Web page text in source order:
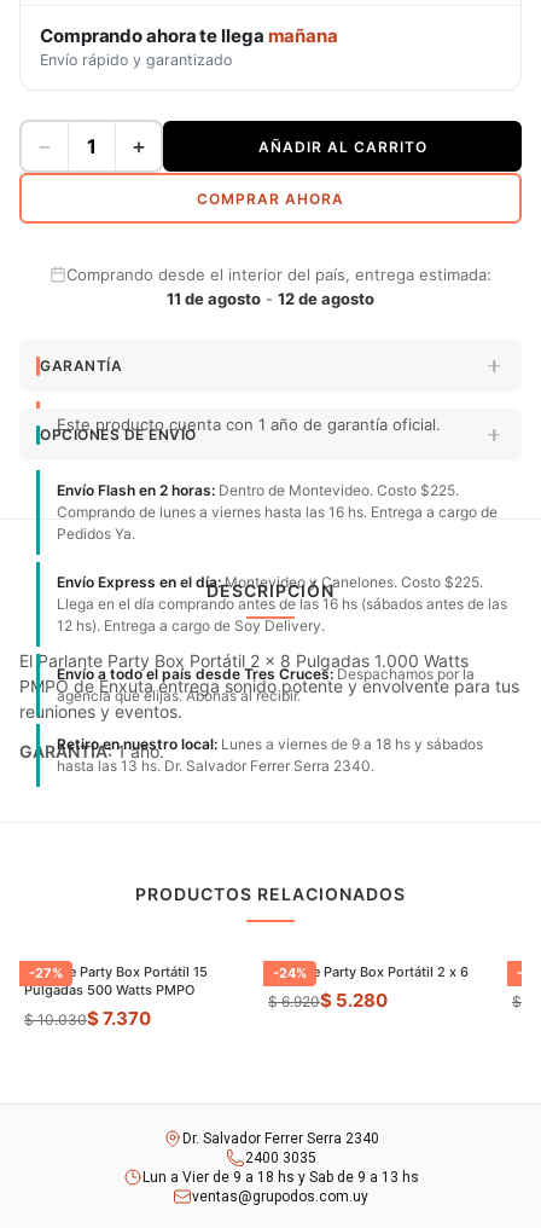
Comprando ahora te llega mañana
Envío rápido y garantizado
− + AÑADIR AL CARRITO
COMPRAR AHORA
Comprando desde el interior del país, entrega estimada:
11 de agosto - 12 de agosto
GARANTÍA
Este producto cuenta con 1 año de garantía oficial.
OPCIONES DE ENVÍO
Envío Flash en 2 horas: Dentro de Montevideo. Costo $225.
Comprando de lunes a viernes hasta las 16 hs. Entrega a cargo de
Pedidos Ya.
Envío Express en el día:Montevideo y Canelones. Costo $225.
Llega en el día comprando antes de las 16 hs (sábados antes de las
12 hs). Entrega a cargo de Soy Delivery.
Envío a todo el país desde Tres Cruces: Despachamos por la
agencia que elijas. Abonas al recibir.
Retiro en nuestro local: Lunes a viernes de 9 a 18 hs y sábados
hasta las 13 hs. Dr. Salvador Ferrer Serra 2340.
DESCRIPCIÓN
El Parlante Party Box Portátil 2 x 8 Pulgadas 1.000 Watts
PMPO de Enxuta entrega sonido potente y envolvente para tus
reuniones y eventos.
GARANTÍA:1 año.
PRODUCTOS RELACIONADOS
-27%
Parlante Party Box Portátil 15
Pulgadas 500 Watts PMPO
$ 10.030$ 7.370
-24%
Parlante Party Box Portátil 2 x 6
$ 6.920$ 5.280
-
$
Dr. Salvador Ferrer Serra 2340
2400 3035
Lun a Vier de 9 a 18 hs y Sab de 9 a 13 hs
ventas@grupodos.com.uy